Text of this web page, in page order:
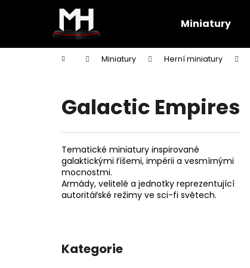
Miniatury
Domů Miniatury Herní miniatury
Galactic Empires
Tematické miniatury inspirované
galaktickými říšemi, impérii a vesmírnými
mocnostmi.
Armády, velitelé a jednotky reprezentující
autoritářské režimy ve sci-fi světech.
Přeskočit
kategorie
Kategorie
í
Zpět
do
Zpět
do